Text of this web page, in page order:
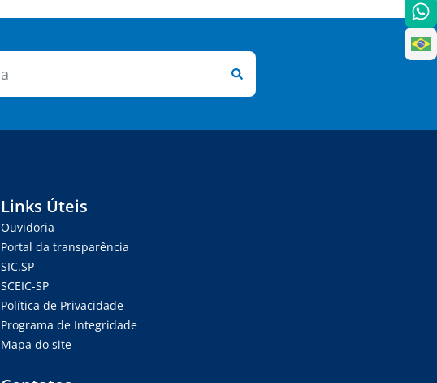
Links Úteis
Ouvidoria
Portal da transparência
SIC.SP
SCEIC-SP
Política de Privacidade
Programa de Integridade
Mapa do site